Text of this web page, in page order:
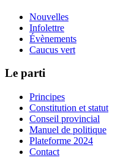
Nouvelles
Infolettre
Évènements
Caucus vert
Le parti
Principes
Constitution et statut
Conseil provincial
Manuel de politique
Plateforme 2024
Contact